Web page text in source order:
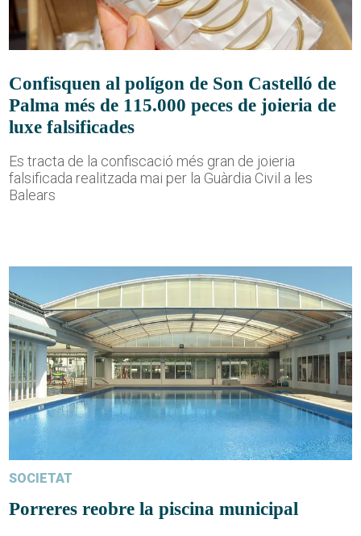
Confisquen al polígon de Son Castelló de
Palma més de 115.000 peces de joieria de
luxe falsificades
Es tracta de la confiscació més gran de joieria
falsificada realitzada mai per la Guàrdia Civil a les
Balears
SOCIETAT
Porreres reobre la piscina municipal